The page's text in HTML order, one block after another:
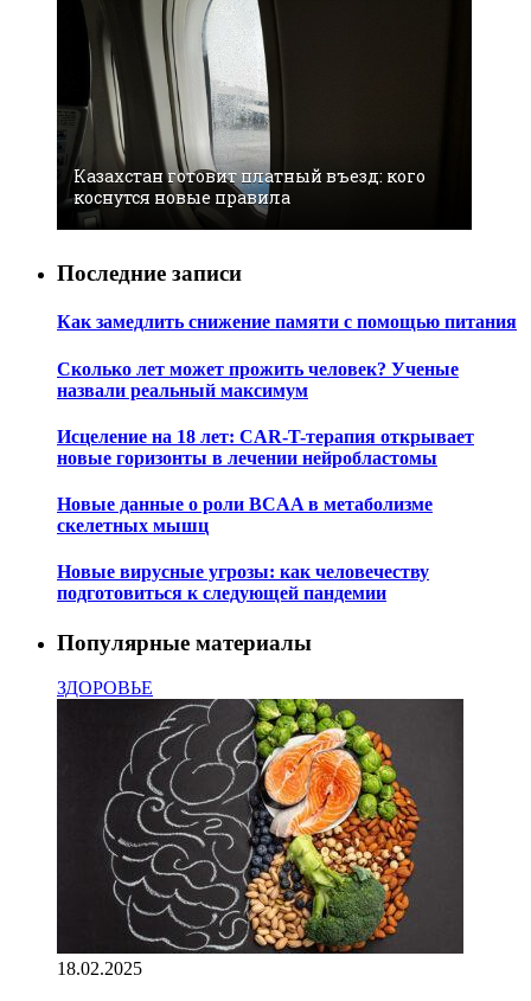
Казахстан готовит платный въезд: кого
коснутся новые правила
Последние записи
Как замедлить снижение памяти с помощью питания
Сколько лет может прожить человек? Ученые
назвали реальный максимум
Исцеление на 18 лет: CAR-T-терапия открывает
новые горизонты в лечении нейробластомы
Новые данные о роли BCAA в метаболизме
скелетных мышц
Новые вирусные угрозы: как человечеству
подготовиться к следующей пандемии
Популярные материалы
ЗДОРОВЬЕ
18.02.2025